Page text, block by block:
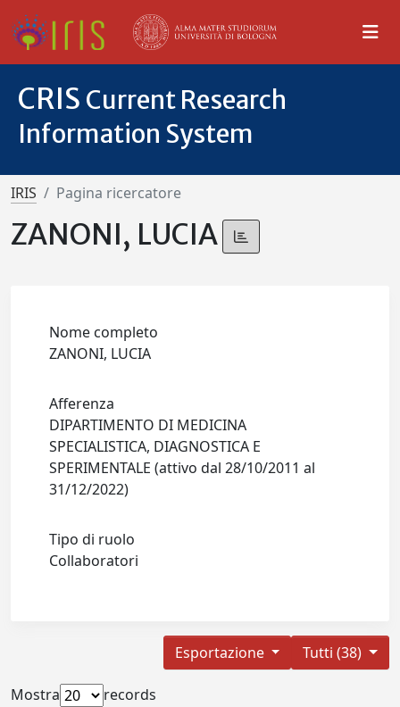
CRIS Current Research
Information System
IRIS Pagina ricercatore
ZANONI, LUCIA
Nome completo
ZANONI, LUCIA
Afferenza
DIPARTIMENTO DI MEDICINA
SPECIALISTICA, DIAGNOSTICA E
SPERIMENTALE (attivo dal 28/10/2011 al
31/12/2022)
Tipo di ruolo
Collaboratori
Tutti (38)
Esportazione
Mostra
records